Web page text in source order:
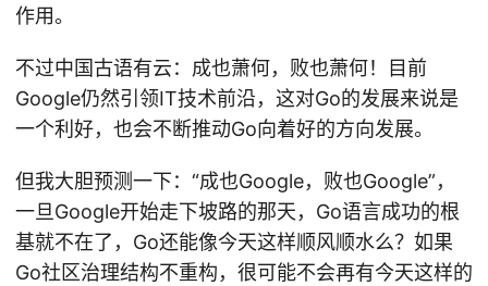
作用。
不过中国古语有云：成也萧何，败也萧何！目前
Google仍然引领IT技术前沿，这对Go的发展来说是
一个利好，也会不断推动Go向着好的方向发展。
但我大胆预测一下：“成也Google，败也Google”，
一旦Google开始走下坡路的那天，Go语言成功的根
基就不在了，Go还能像今天这样顺风顺水么？如果
Go社区治理结构不重构，很可能不会再有今天这样的